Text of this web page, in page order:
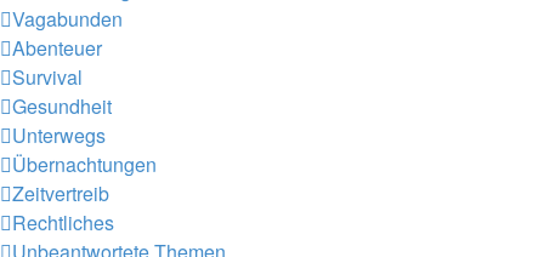
Vagabunden
Abenteuer
Survival
Gesundheit
Unterwegs
Übernachtungen
Zeitvertreib
Rechtliches